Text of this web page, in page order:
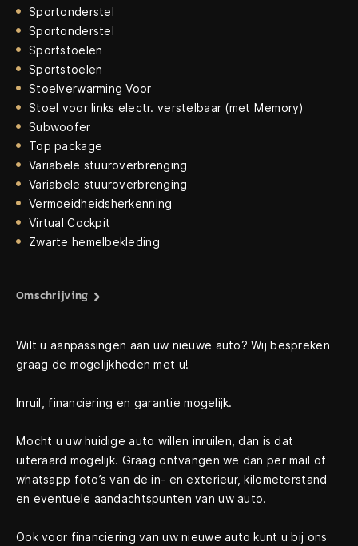
Sportonderstel
Sportonderstel
Sportstoelen
Sportstoelen
Stoelverwarming Voor
Stoel voor links electr. verstelbaar (met Memory)
Subwoofer
Top package
Variabele stuuroverbrenging
Variabele stuuroverbrenging
Vermoeidheidsherkenning
Virtual Cockpit
Zwarte hemelbekleding
Omschrijving
Wilt u aanpassingen aan uw nieuwe auto? Wij bespreken
graag de mogelijkheden met u!
Inruil, financiering en garantie mogelijk.
Mocht u uw huidige auto willen inruilen, dan is dat
uiteraard mogelijk. Graag ontvangen we dan per mail of
whatsapp foto’s van de in- en exterieur, kilometerstand
en eventuele aandachtspunten van uw auto.
Ook voor financiering van uw nieuwe auto kunt u bij ons